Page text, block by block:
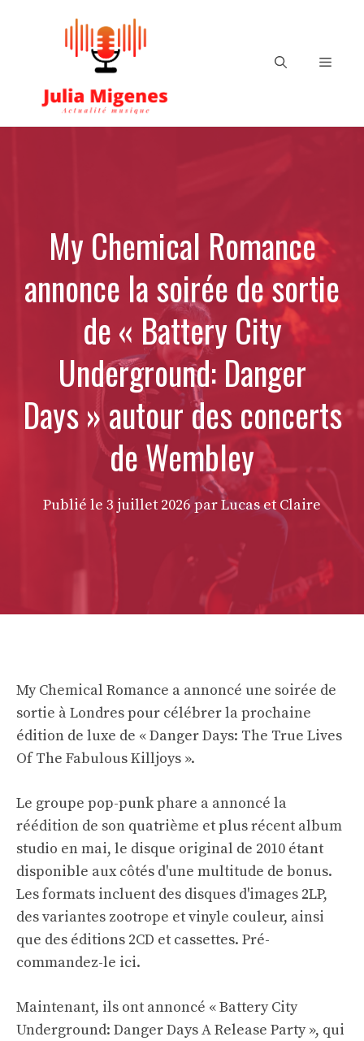
Menu
My Chemical Romance
annonce la soirée de sortie
de « Battery City
Underground: Danger
Days » autour des concerts
de Wembley
Publié le 3 juillet 2026 par Lucas et Claire
My Chemical Romance a annoncé une soirée de
sortie à Londres pour célébrer la prochaine
édition de luxe de « Danger Days: The True Lives
Of The Fabulous Killjoys ».
Le groupe pop-punk phare a annoncé la
réédition de son quatrième et plus récent album
studio en mai, le disque original de 2010 étant
disponible aux côtés d'une multitude de bonus.
Les formats incluent des disques d'images 2LP,
des variantes zootrope et vinyle couleur, ainsi
que des éditions 2CD et cassettes. Pré-
commandez-le ici.
Maintenant, ils ont annoncé « Battery City
Underground: Danger Days A Release Party », qui